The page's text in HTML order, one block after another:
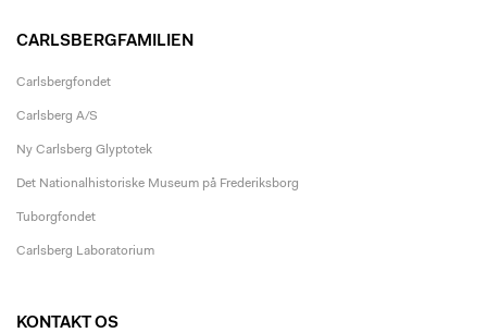
CARLSBERGFAMILIEN
Carlsbergfondet
Carlsberg A/S
Ny Carlsberg Glyptotek
Det Nationalhistoriske Museum på Frederiksborg
Tuborgfondet
Carlsberg Laboratorium
KONTAKT OS